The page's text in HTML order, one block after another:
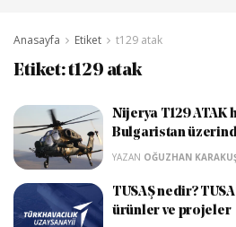
Anasayfa Etiket t129 atak
Etiket:t129 atak
Nijerya T129
Bulgaristan
YAZAN OĞUZHAN
TUSAŞ nedir?
ürünler ve projeler